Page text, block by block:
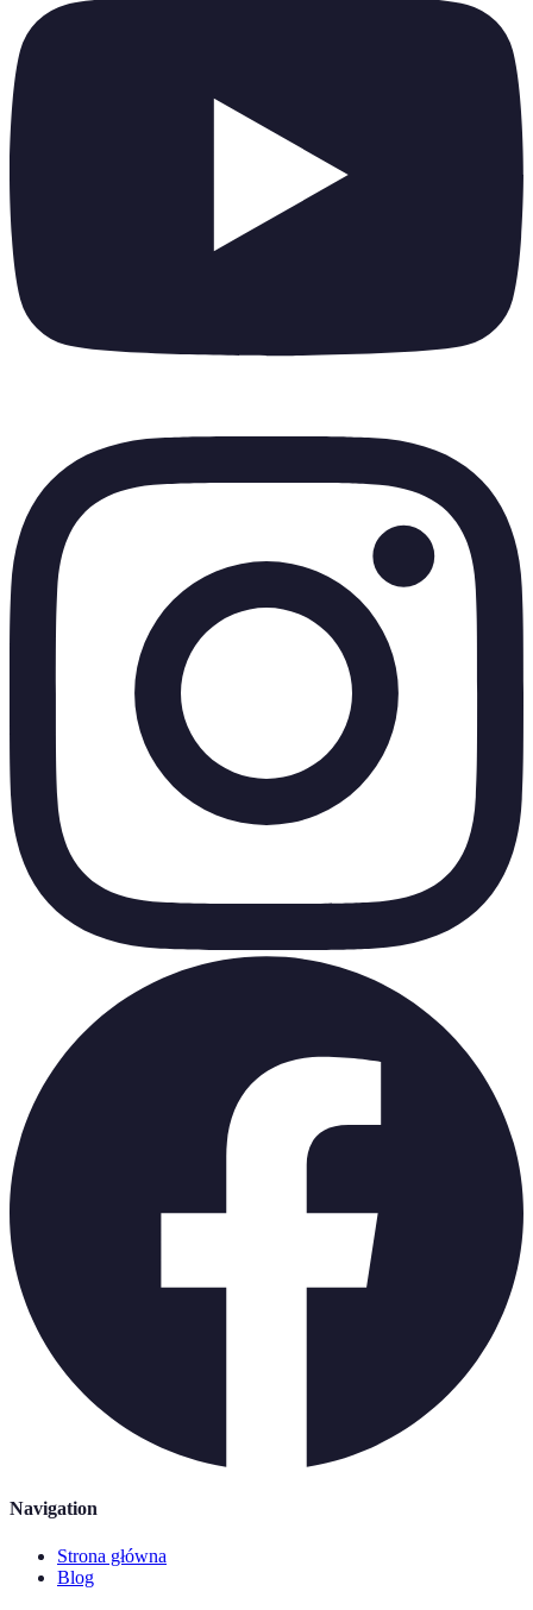
Navigation
Strona główna
Blog